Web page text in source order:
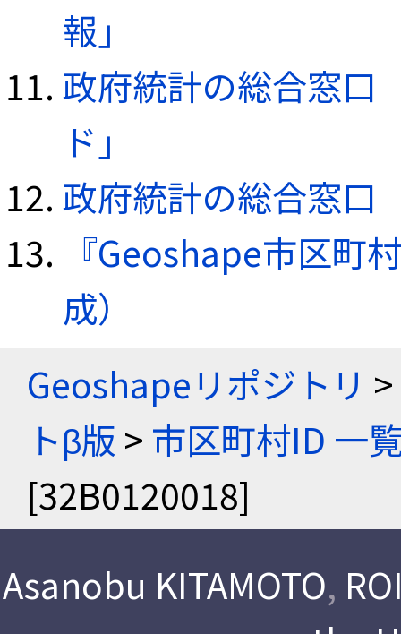
報」
政府統計の総合窓口
ド」
政府統計の総合窓口
『Geoshape市区町
成）
Geoshapeリポジトリ >
トβ版 > 市区町村ID 一
[32B0120018]
Asanobu KITAMOTO,